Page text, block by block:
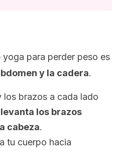
para perder peso es
y la cadera.
los brazos a cada lado
los brazos
cabeza.
tu cuerpo hacia